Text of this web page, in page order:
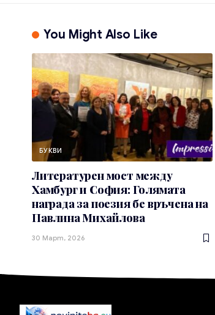
You Might Also Like
БУКВИ
Литературен мост между
Хамбург и София: Голямата
награда за поезия бе връчена на
Павлина Михайлова
30 Март, 2026